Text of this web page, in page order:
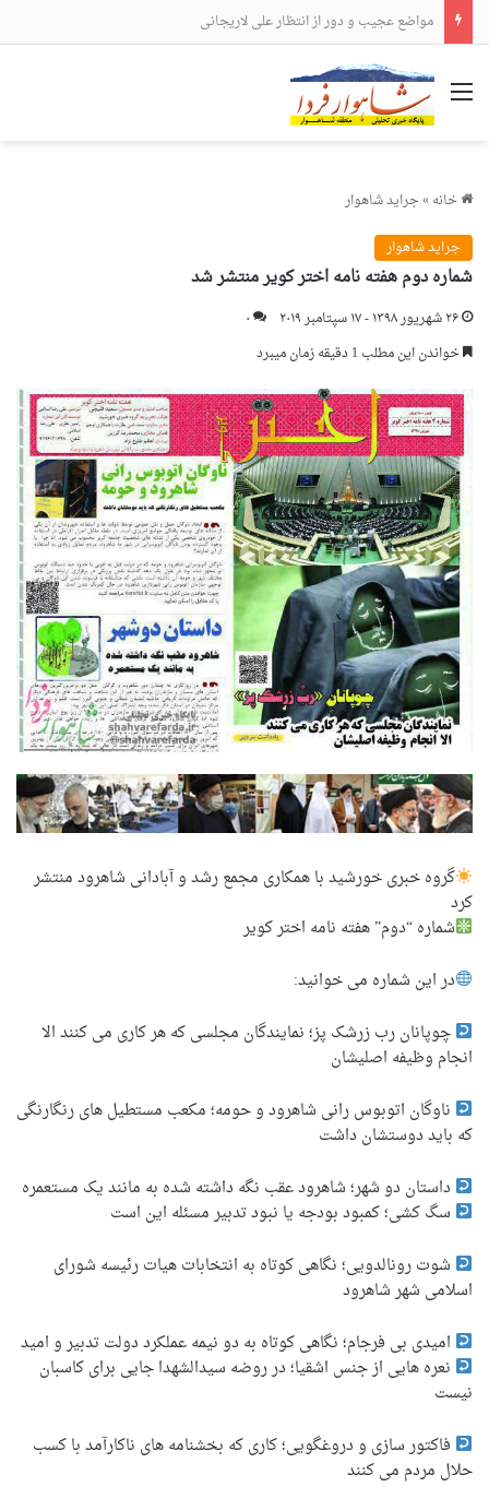
مواضع عجیب و دور از انتظار علی لاریجانی
منو
خانه»جراید شاهوار
جراید شاهوار
شماره دوم هفته نامه اختر کویر منتشر شد
۲۶ شهریور ۱۳۹۸ - ۱۷ سپتامبر ۲۰۱۹
۰
خواندن این مطلب 1 دقیقه زمان میبرد
گروه خبری خورشید با همکاری مجمع رشد و آبادانی شاهرود منتشر
کرد
شماره “دوم” هفته نامه اختر کویر
در این شماره می خوانید:
چوپانان رب زرشک پز؛ نمایندگان مجلسی که هر کاری می کنند الا
انجام وظیفه اصلیشان
ناوگان اتوبوس رانی شاهرود و حومه؛ مکعب مستطیل های رنگارنگی
که باید دوستشان داشت
داستان دو شهر؛ شاهرود عقب نگه داشته شده به مانند یک مستعمره
سگ کشی؛ کمبود بودجه یا نبود تدبیر مسئله این است
شوت رونالدویی؛ نگاهی کوتاه به انتخابات هیات رئیسه شورای
اسلامی شهر شاهرود
امیدی بی فرجام؛ نگاهی کوتاه به دو نیمه عملکرد دولت تدبیر و امید
نعره هایی از جنس اشقیا؛ در روضه سیدالشهدا جایی برای کاسبان
نیست
فاکتور سازی و دروغگویی؛ کاری که بخشنامه های ناکارآمد با کسب
حلال مردم می کنند